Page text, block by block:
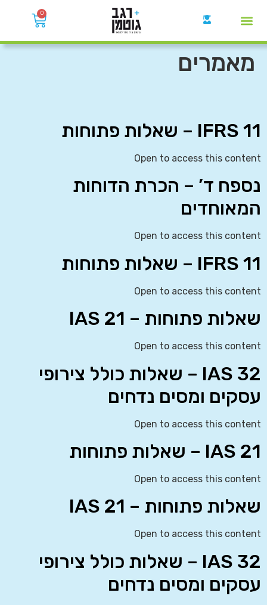
0
מאמרים
IFRS 11 – שאלות פתוחות
Open to access this content
נספח ד’ – הכרת הדוחות
המאוחדים
Open to access this content
IFRS 11 – שאלות פתוחות
Open to access this content
שאלות פתוחות – IAS 21
Open to access this content
IAS 32 – שאלות כולל צירופי
עסקים ומסים נדחים
Open to access this content
IAS 21 – שאלות פתוחות
Open to access this content
שאלות פתוחות – IAS 21
Open to access this content
IAS 32 – שאלות כולל צירופי
עסקים ומסים נדחים